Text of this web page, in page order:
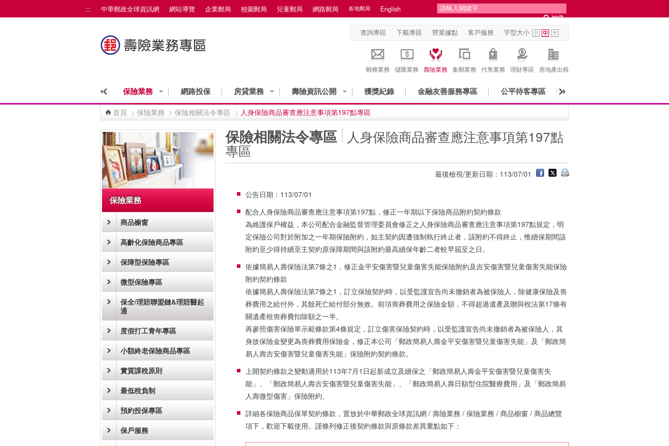
::: 中華郵政全球資訊網 網站導覽 企業郵局 校園郵局 兒童郵局 網路郵局 各地郵局 English
查詢專區 下載專區 營業據點 客戶服務 字型大小
郵務業務 儲匯業務 壽險業務 集郵業務 代售業務 理財專區 房地產出租
保險業務 網路投保 房貸業務 壽險資訊公開 獲獎紀錄 金融友善服務專區 公平待客專區
首頁 > 保險業務 > 保險相關法令專區 > 人身保險商品審查應注意事項第197點專區
保險業務
商品櫥窗
高齡化保險商品專區
保障型保險專區
微型保險專區
保全/理賠聯盟鏈&理賠醫起
通
度假打工青年專區
小額終老保險商品專區
實質課稅原則
最低稅負制
預約投保專區
保戶服務
保險相關法令專區 人身保險商品審查應注意事項第197點
專區
最後檢視/更新日期：113/07/01
公告日期：113/07/01
配合人身保險商品審查應注意事項第197點，修正一年期以下保險商品附約契約條款
為維護保戶權益，本公司配合金融監督管理委員會修正之人身保險商品審查應注意事項第197點規定，明
定保險公司對於附加之一年期保險附約，如主契約因遭強制執行終止者，該附約不得終止，惟續保期間該
附約至少得持續至主契約原保障期間與該附約最高續保年齡二者較早屆至之日。
依據簡易人壽保險法第7條之1，修正金平安傷害暨兒童傷害失能保險附約及吉安傷害暨兒童傷害失能保險
附約契約條款
依據簡易人壽保險法第7條之1，訂立保險契約時，以受監護宣告尚未撤銷者為被保險人，除健康保險及喪
葬費用之給付外，其餘死亡給付部分無效。前項喪葬費用之保險金額，不得超過遺產及贈與稅法第17條有
關遺產稅喪葬費扣除額之一半。
再參照傷害保險單示範條款第4條規定，訂立傷害保險契約時，以受監護宣告尚未撤銷者為被保險人，其
身故保險金變更為喪葬費用保險金，修正本公司「郵政簡易人壽金平安傷害暨兒童傷害失能」及「郵政簡
易人壽吉安傷害暨兒童傷害失能」保險附約契約條款。
上開契約條款之變動適用於113年7月1日起新成立及續保之「郵政簡易人壽金平安傷害暨兒童傷害失
能」、「郵政簡易人壽吉安傷害暨兒童傷害失能」、「郵政簡易人壽日額型住院醫療費用」及「郵政簡易
人壽微型傷害」保險附約。
詳細各保險商品保單契約條款，置放於中華郵政全球資訊網 / 壽險業務 / 保險業務 / 商品櫥窗 / 商品總覽
項下，歡迎下載使用。謹條列修正後契約條款與原條款差異重點如下：